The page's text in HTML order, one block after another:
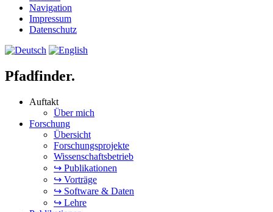
Navigation
Impressum
Datenschutz
Pfadfinder.
Auftakt
Über mich
Forschung
Übersicht
Forschungsprojekte
Wissenschaftsbetrieb
↪ Publikationen
↪ Vorträge
↪ Software & Daten
↪ Lehre